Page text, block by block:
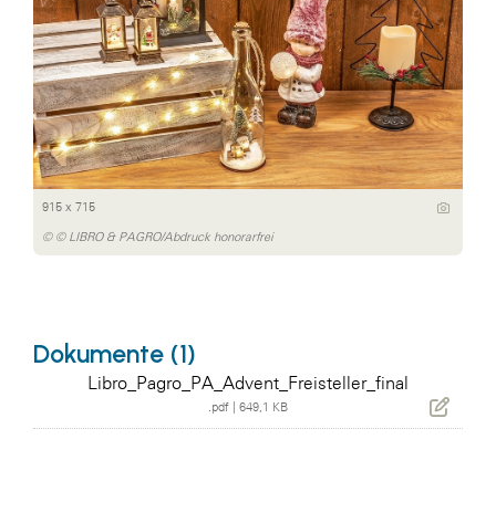
915 x 715
© © LIBRO & PAGRO/Abdruck honorarfrei
Dokumente (1)
Libro_Pagro_PA_Advent_Freisteller_final
.pdf 649,1 KB